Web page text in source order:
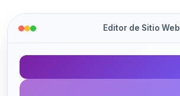
Editor de Sitio Web